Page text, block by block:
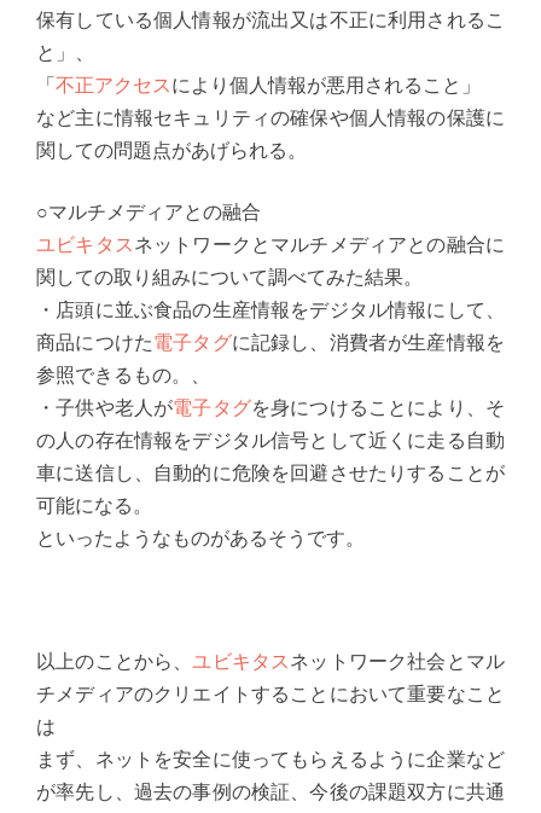
保有している個人情報が流出又は不正に利用されるこ
と」、
「不正アクセス により個人情報が悪用されること」
など主に情報セキュリティの確保や個人情報の保護に
関しての問題点があげられる。
○マルチメディアとの融合
ユビキタス ネットワークとマルチメディアとの融合に
関しての取り組みについて調べてみた結果。
・店頭に並ぶ食品の生産情報をデジタル情報にして、
商品につけた電子タグに記録し、消費者が生産情報を
参照できるもの。、
・子供や老人が電子タグを身につけることにより、そ
の人の存在情報をデジタル信号として近くに走る自動
車に送信し、自動的に危険を回避させたりすることが
可能になる。
といったようなものがあるそうです。
以上のことから、 ユビキタス ネットワーク社会とマル
チメディアのクリエイトすることにおいて重要なこと
は
まず、ネットを安全に使ってもらえるように企業など
が率先し、過去の事例の検証、今後の課題双方に共通